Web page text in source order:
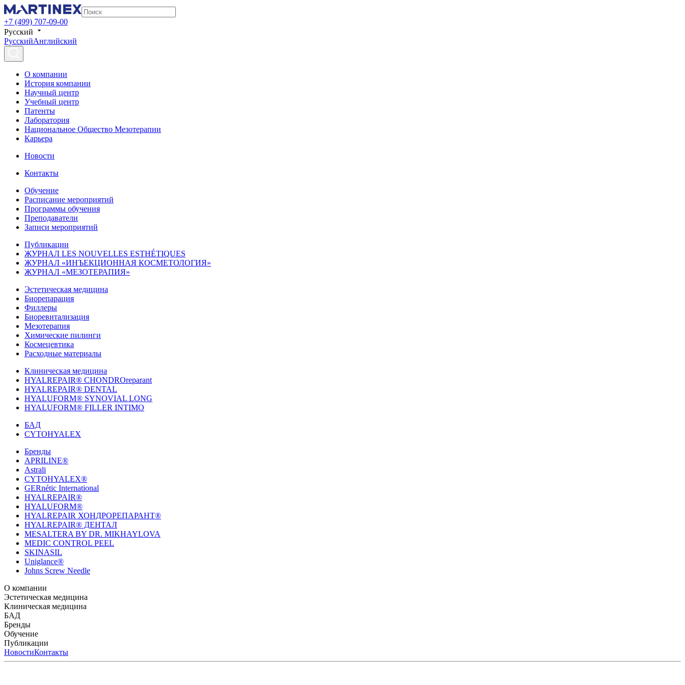
+7 (499) 707-09-00
Русский
РусскийАнглийский
О компании
История компании
Научный центр
Учебный центр
Патенты
Лаборатория
Национальное Общество Мезотерапии
Карьера
Новости
Контакты
Обучение
Расписание мероприятий
Программы обучения
Преподаватели
Записи мероприятий
Публикации
ЖУРНАЛ LES NOUVELLES ESTHÉTIQUES
ЖУРНАЛ «ИНЪЕКЦИОННАЯ КОСМЕТОЛОГИЯ»
ЖУРНАЛ «МЕЗОТЕРАПИЯ»
Эстетическая медицина
Биорепарация
Филлеры
Биоревитализация
Мезотерапия
Химические пилинги
Космецевтика
Расходные материалы
Клиническая медицина
HYALREPAIR® CHONDROreparant
HYALREPAIR® DENTAL
HYALUFORM® SYNOVIAL LONG
HYALUFORM® FILLER INTIMO
БАД
CYTOHYALEX
Бренды
APRILINE®
Astrali
CYTOHYALEX®
GERnétic International
HYALREPAIR®
HYALUFORM®
HYALREPAIR ХОНДРОРЕПАРАНТ®
HYALREPAIR® ДЕНТАЛ
MESALTERA BY DR. MIKHAYLOVA
MEDIC CONTROL PEEL
SKINASIL
Uniglance®
Johns Screw Needle
О компании
История компанииНаучный центр
Эстетическая медицина
БиорепарацияФиллеры
Клиническая медицина
HYALREPAIR® CHONDROreparant
БАД
CYTOHYALEX
Бренды
APRILINE®
MIKHAYLOVA
Обучение
Расписание мероприятий
Публикации
ЖУРНАЛ LES NOUVELLES ESTHÉTIQUES
НовостиКонтакты